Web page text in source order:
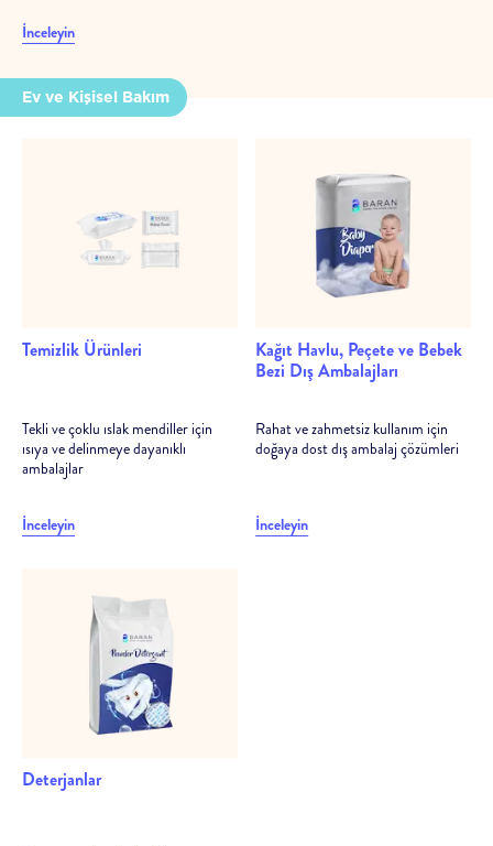
İnceleyin
Ev ve Kişisel Bakım
Temizlik Ürünleri
Tekli ve çoklu ıslak mendiller için
ısıya ve delinmeye dayanıklı
ambalajlar
İnceleyin
Kağıt Havlu, Peçete ve Bebek
Bezi Dış Ambalajları
Rahat ve zahmetsiz kullanım için
doğaya dost dış ambalaj çözümleri
İnceleyin
Deterjanlar